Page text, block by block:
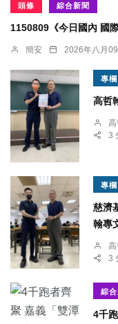
頭條 綜合新聞
1150809《今日國內 國
簡安 2026年八月
專欄
高哲
高
3
專欄
慈濟
翰專
高
3
綜合
4千